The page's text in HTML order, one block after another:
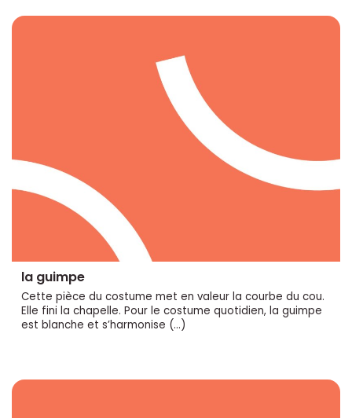
la guimpe
Cette pièce du costume met en valeur la courbe du cou.
Elle fini la chapelle. Pour le costume quotidien, la guimpe
est blanche et s’harmonise (…)